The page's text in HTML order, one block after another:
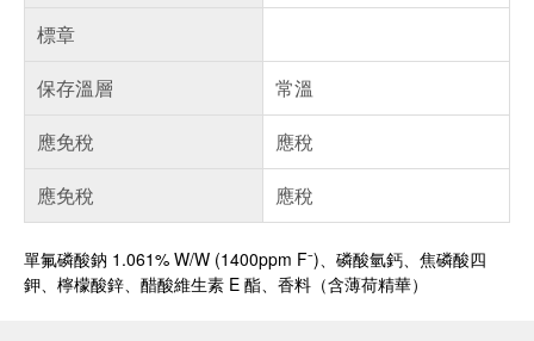
標章
保存溫層
常溫
應免稅
應稅
應免稅
應稅
單氟磷酸鈉 1.061% W/W (1400ppm F⁻)、磷酸氫鈣、焦磷酸四
鉀、檸檬酸鋅、醋酸維生素 E 酯、香料（含薄荷精華）